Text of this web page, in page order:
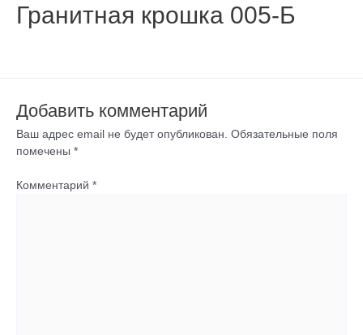
Гранитная крошка 005-Б
Добавить комментарий
Ваш адрес email не будет опубликован. Обязательные поля
помечены *
Комментарий *